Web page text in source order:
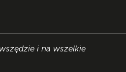
i na wszelkie